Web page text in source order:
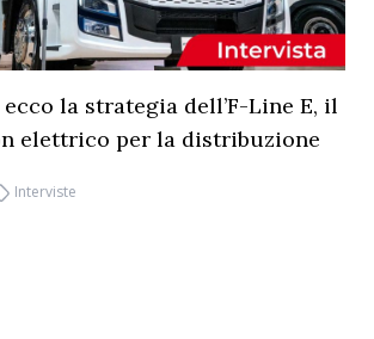
la strategia dell’F-Line E, il
elettrico per la distribuzione
Interviste